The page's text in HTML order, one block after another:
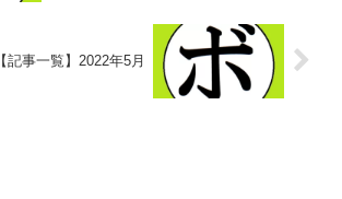
【記事一覧】2022年5月